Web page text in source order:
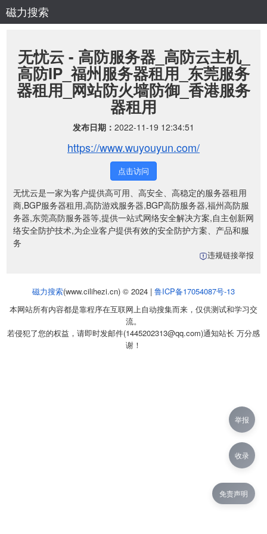
磁力搜索
无忧云 - 高防服务器_高防云主机_
高防IP_福州服务器租用_东莞服务
器租用_网站防火墙防御_香港服务
器租用
发布日期： 2022-11-19 12:34:51
https://www.wuyouyun.com/
点击访问
无忧云是一家为客户提供高可用、高安全、高稳定的服务器租用
商,BGP服务器租用,高防游戏服务器,BGP高防服务器,福州高防服
务器,东莞高防服务器等,提供一站式网络安全解决方案,自主创新网
络安全防护技术,为企业客户提供有效的安全防护方案、产品和服
务
违规链接举报
磁力搜索(www.cilihezi.cn) © 2024 | 鲁ICP备17054087号-13
本网站所有内容都是靠程序在互联网上自动搜集而来，仅供测试和学习交
流。
若侵犯了您的权益，请即时发邮件(1445202313@qq.com)通知站长 万分感
谢！
免责声明
举报
收录